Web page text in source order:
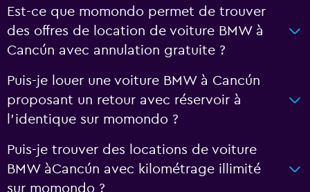
Est-ce que momondo permet de trouver
des offres de location de voiture BMW à
Cancún avec annulation gratuite ?
Puis-je louer une voiture BMW à Cancún
proposant un retour avec réservoir à
l'identique sur momondo ?
Puis-je trouver des locations de voiture
BMW àCancún avec kilométrage illimité
sur momondo ?